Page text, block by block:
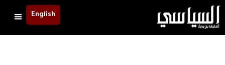
English